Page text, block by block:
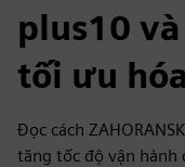
plus10 và
tối ưu
Đọc cách
tăng tốc độ vận hành